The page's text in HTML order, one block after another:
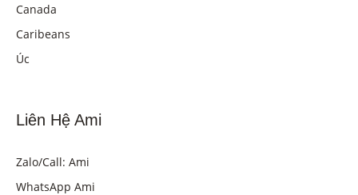
Canada
Caribeans
Úc
Liên Hệ Ami
Zalo/Call: Ami
WhatsApp Ami